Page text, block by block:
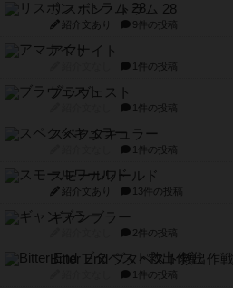
リスボン・トラム 28
紹介文あり 9件の投稿
アマナイト
1件の投稿
ブラヴェスト
1件の投稿
スペクタキュラー
1件の投稿
スモールワールド
紹介文あり 13件の投稿
ギャンブラー
2件の投稿
Bitter End ブタペスト救出作戦
1件の投稿